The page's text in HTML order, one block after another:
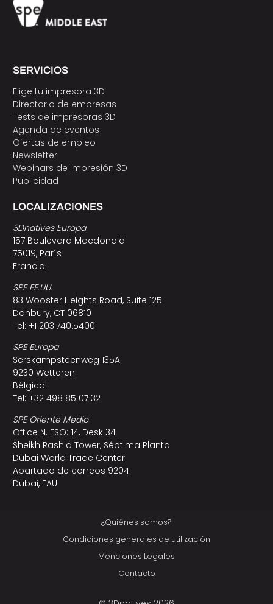
SERVICIOS
Elige tu impresora 3D
Directorio de empresas
Tests de impresoras 3D
Agenda de eventos
Ofertas de empleo
Newsletter
Webinars de impresión 3D
Publicidad
LOCALIZACIONES
3Dnatives Europa
157 Boulevard Macdonald
75019, París
Francia
SPE EE.UU.
83 Wooster Heights Road, Suite 125
Danbury, CT 06810
Tel: +1 203.740.5400
SPE Europa
Serskampsteenweg 135A
9230 Wetteren
Bélgica
Tel: +32 498 85 07 32
SPE Oriente Medio
Office N. ESO: 14, Desk 34
Sheikh Rashid Tower, Séptima Planta
Dubai World Trade Center
Apartado de correos 9204
Dubai, EAU
¿Quiénes somos?
Condiciones generales de utilización
Menciones Legales
Contacto